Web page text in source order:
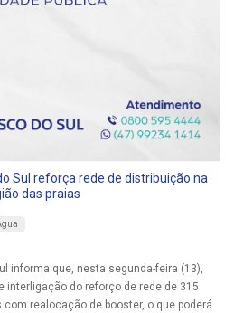
Sul reforça rede de distribuição na
das praias
informa que, nesta segunda-feira (13),
interligação do reforço de rede de 315
realocação de booster, o que poderá